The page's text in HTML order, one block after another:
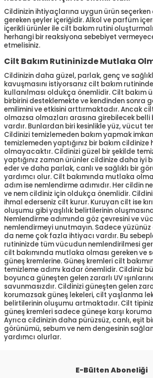
Cildinizin ihtiyaçlarına uygun ürün
gereken şeyler içeriğidir. Alkol ve parfüm
içerikli ürünler ile cilt bakım rutini
herhangi bir reaksiyona sebebiyet
etmelisiniz.
Cilt Bakım Rutininizde Mutlaka
Cildinizin daha güzel, parlak, genç ve
kavuşmasını istiyorsanız cilt bakım
kullanılması oldukça önemlidir. Cilt bakım
birbirini desteklemekte ve kendinden sonra
emilimini ve etkisini arttırmaktadır. Ancak
olmazsa olmazları arasına girebilecek belli
vardır. Bunlardan biri kesinlikle yüz, vücut
Cildinizi temizlemeden bakım yapmak
temizlemeden yaptığınız bir bakım cildinize
olmayacaktır. Cildinizi güzel bir şekilde
yaptığınız zaman ürünler cildinize daha iyi
eder ve daha parlak, canlı ve sağlıklı bir
yardımcı olur. Cilt bakımında mutlaka
adım ise nemlendirme adımıdır. Her cildin
ve nem cildiniz için oldukça önemlidir.
ihmal ederseniz cilt kurur. Kuruyan cilt ise
oluşumu gibi yaşlılık belirtilerinin
Nemlendirme adımında göz çevresini ve
nemlendirmeyi unutmayın. Sadece
da neme çok fazla ihtiyacı vardır. Bu
rutininizde tüm vücudun nemlendirilmesi
cilt bakımında mutlaka olması gereken ve
güneş kremlerine. Güneş kremleri cilt
temizleme adımı kadar önemlidir. Cildiniz
boyunca güneşten gelen zararlı UV
savunmasızdır. Cildinizi güneşten gelen
korumazsak güneş lekeleri, cilt yaşlanma
belirtilerinin oluşumu artmaktadır. Cilt
güneş kremleri sadece güneşe karşı
Ayrıca cildinizin daha pürüzsüz, canlı, eşit
görünümü, sebum ve nem dengesinin
yardımcı olurlar.
E-Bülten Aboneliği